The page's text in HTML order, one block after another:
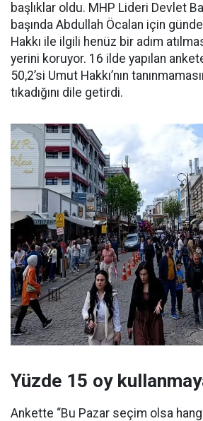
başlıklar oldu. MHP Lideri Devlet
başında Abdullah Öcalan için
Hakkı ile ilgili henüz bir adım
yerini koruyor. 16 ilde yapılan
50,2’si Umut Hakkı’nın
tıkadığını dile getirdi.
Yüzde 15 oy
Ankette “Bu Pazar seçim olsa